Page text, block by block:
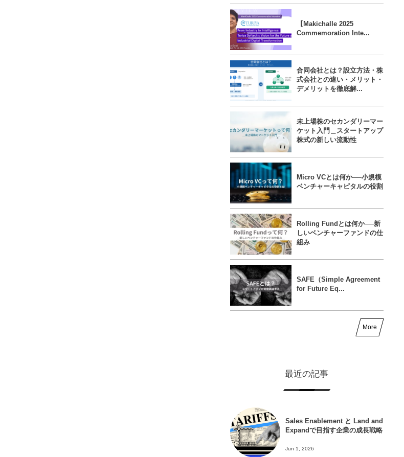
【Makichalle 2025
Commemoration Inte...
合同会社とは？設立方法・株
式会社との違い・メリット・
デメリットを徹底解...
未上場株のセカンダリーマー
ケット入門＿スタートアップ
株式の新しい流動性
Micro VCとは何か──小規模
ベンチャーキャピタルの役割
Rolling Fundとは何か──新
しいベンチャーファンドの仕
組み
SAFE（Simple Agreement
for Future Eq...
More
最近の記事
Sales Enablement と Land and
Expandで目指す企業の成長戦略
Jun 1, 2026